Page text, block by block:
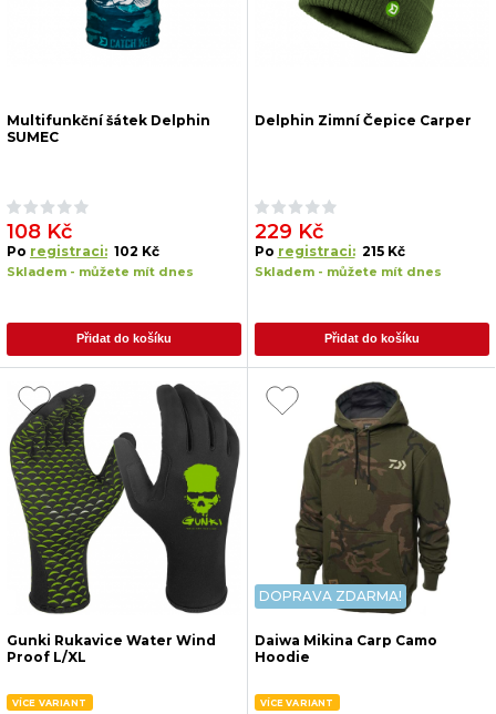
Multifunkční šátek Delphin
SUMEC
108 Kč
Po registraci: 102 Kč
Skladem - můžete mít dnes
Přidat do košíku
Delphin Zimní Čepice Carper
229 Kč
Po registraci: 215 Kč
Skladem - můžete mít dnes
Přidat do košíku
Gunki Rukavice Water Wind
Proof L/XL
VÍCE VARIANT
DOPRAVA ZDARMA!
Daiwa Mikina Carp Camo
Hoodie
VÍCE VARIANT